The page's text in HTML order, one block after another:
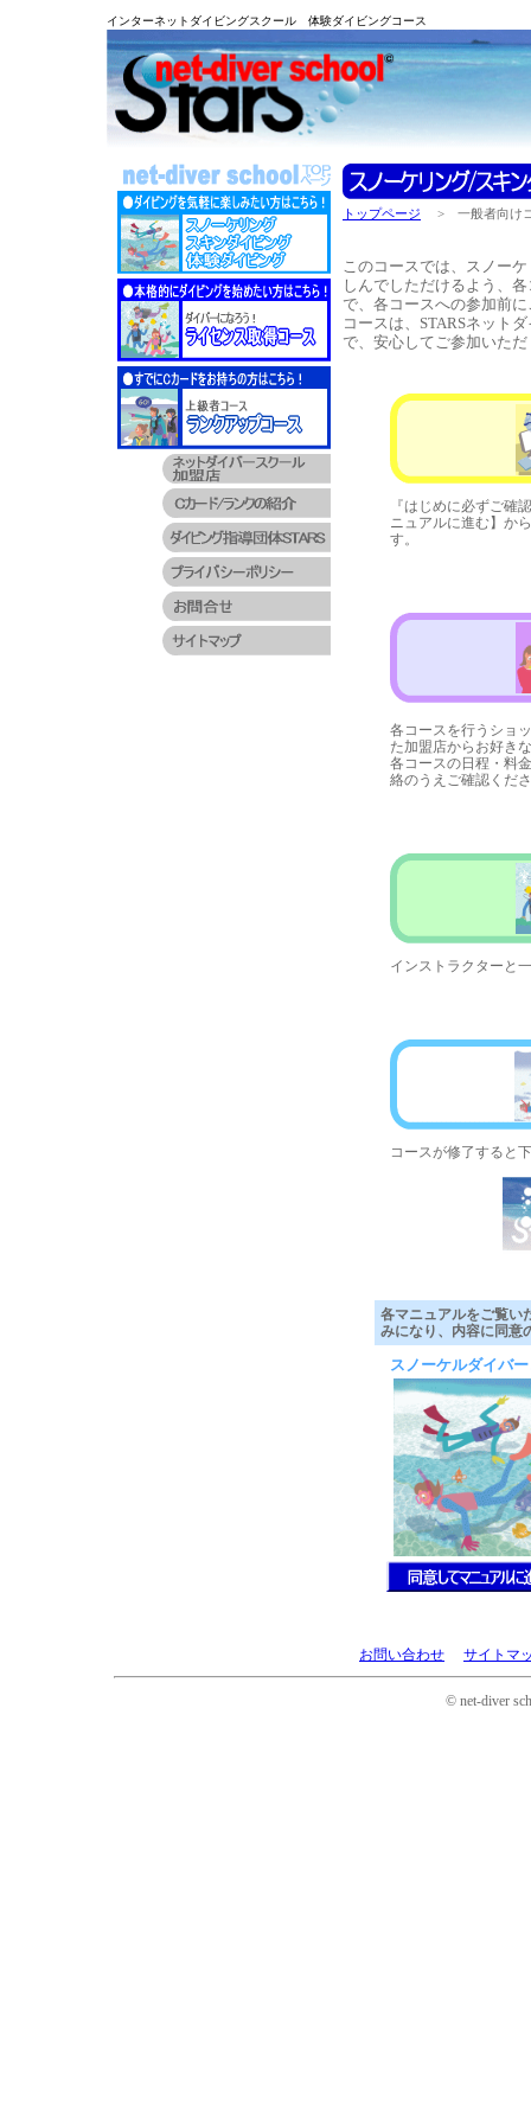
インターネットダイビングスクール 体験ダイビングコース
トップページ > 一般者向け
このコースでは、スノー
しんでしただけるよう、
で、各コースへの参加前
コースは、STARSネット
で、安心してご参加いた
『はじめに必ずご確
ニュアルに進む】か
す。
各コースを行うショ
た加盟店からお好き
各コースの日程・料
絡のうえご確認くだ
インストラクターと
コースが修了すると
各マニュアルをご覧い
みになり、内容に同意
スノーケルダイバ
お問い合わせ サイトマ
© net-diver